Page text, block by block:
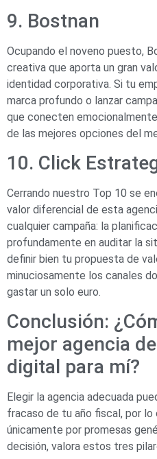
9. Bostnan
Ocupando el noveno puesto,
creativa que aporta un gran
identidad corporativa. Si tu
marca profundo o lanzar
que conecten
de las mejores opciones del
10. Click
Cerrando nuestro Top 10 se
valor diferencial de esta
cualquier campaña: la
profundamente en auditar la
definir bien tu propuesta de
minuciosamente los canales
gastar un solo euro.
Conclusión:
mejor agencia
digital para mí?
Elegir la agencia adecuada
fracaso de tu año fiscal, por
únicamente por promesas
decisión, valora estos tres